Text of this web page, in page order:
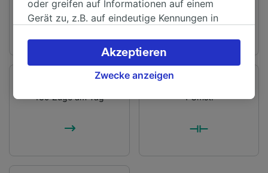
139 Züge am Tag
1 Umst.
oder greifen auf Informationen auf einem
Gerät zu, z.B. auf eindeutige Kennungen in
verarbeiten. Sie können Ihre Präferenzen
akzeptieren oder verwalten, einschließlich
Ihres Widerspruchsrechts bei berechtigtem
besuchen Sie jederzeit die Seite der
werden unseren Partnern signalisiert und
Zwecke anzeigen
Akzeptieren